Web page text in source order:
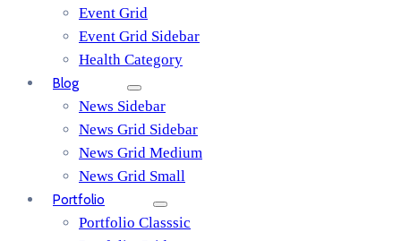
Event Grid
Event Grid Sidebar
Health Category
Blog
News Sidebar
News Grid Sidebar
News Grid Medium
News Grid Small
Portfolio
Portfolio Classsic